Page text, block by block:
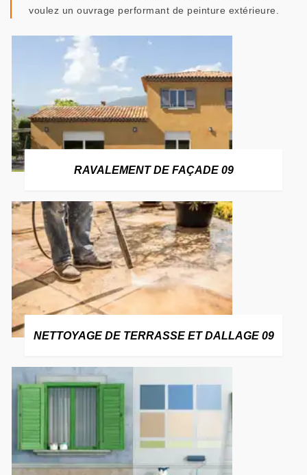
voulez un ouvrage performant de peinture extérieure.
RAVALEMENT DE FAÇADE 09
NETTOYAGE DE TERRASSE ET DALLAGE 09